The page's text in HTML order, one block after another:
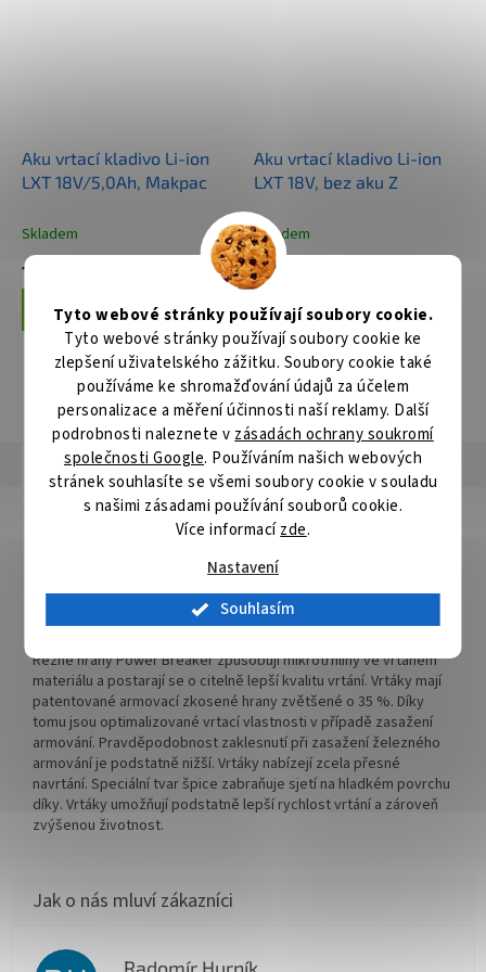
Tyto webové stránky používají soubory cookie.
Tyto webové stránky používají soubory cookie ke
zlepšení uživatelského zážitku. Soubory cookie také
používáme ke shromažďování údajů za účelem
personalizace a měření účinnosti naší reklamy. Další
podrobnosti naleznete v zásadách ochrany soukromí
společnosti Google. Používáním našich webových
stránek souhlasíte se všemi soubory cookie v souladu
s našimi zásadami používání souborů cookie.
Více informacízde.
Nastavení
Souhlasím
Aku vrtací kladivo Li-ion
LXT 18V/5,0Ah, Makpac
Skladem
10 994 Kč
Do košíku
Aku vrtací kladivo Li-ion
LXT 18V, bez aku Z
Skladem
4 256 Kč
Do košíku
ZOBRAZIT VŠECHNY SOUVISEJÍCÍ PRODUKTY
Popis Hodnocení Diskuze
Detailní popis produktu
V-PLUS stanovuje nová výkonnostní měřítka. Je důslednou
inovací miliónkrát osvědčeného příklepového vrtáku 4 PLUS.
Rychlost vrtání se vůči příklepovému vrtáku 4 PLUS zvýšila až o
12%. Skvěle se hodí i pro akumulátorové příklepové vrtačky. V-
Řezné hrany Power Breaker způsobují mikrotrhliny ve vrtaném
materiálu a postarají se o citelně lepší kvalitu vrtání. Vrtáky mají
patentované armovací zkosené hrany zvětšené o 35 %. Díky
tomu jsou optimalizované vrtací vlastnosti v případě zasažení
armování. Pravděpodobnost zaklesnutí při zasažení železného
armování je podstatně nižší. Vrtáky nabízejí zcela přesné
navrtání. Speciální tvar špice zabraňuje sjetí na hladkém povrchu
díky. Vrtáky umožňují podstatně lepší rychlost vrtání a zároveň
zvýšenou životnost.
Radomír Hurník